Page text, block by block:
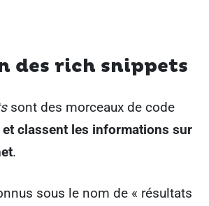
des rich snippets
sont des morceaux de code
classent les informations sur
.
sous le nom de « résultats